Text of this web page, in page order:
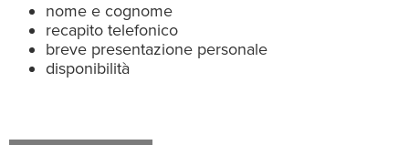
nome e cognome
recapito telefonico
breve presentazione personale
disponibilità